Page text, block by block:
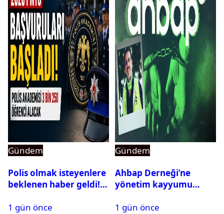
Gündem
Polis olmak isteyenlere
beklenen haber geldi!
1 gün önce
Gündem
Ahbap Derneği’ne
yönetim kayyumu
açıldı
1 gün önce